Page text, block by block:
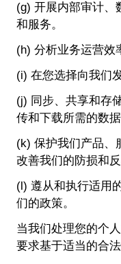
(g) 开展内部审计、
和服务。
(h) 分析业务运营效
(i) 在您选择向我们
(j) 同步、共享和存
传和下载所需的数据
(k) 保护我们产品、
改善我们的防损和反
(l) 遵从和执行适用
们的政策。
当我们处理您的个
要求基于适当的合